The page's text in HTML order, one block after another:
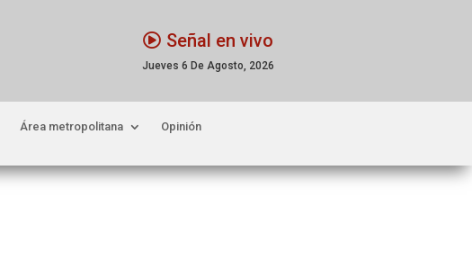
Señal en vivo
Jueves 6 De Agosto, 2026
Área metropolitana Opinión